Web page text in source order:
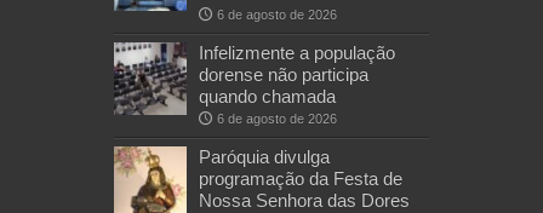
6 de agosto de 2026
Infelizmente a população
dorense não participa
quando chamada
6 de agosto de 2026
Paróquia divulga
programação da Festa de
Nossa Senhora das Dores